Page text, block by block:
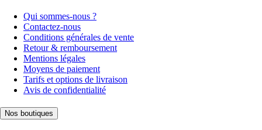
Qui sommes-nous ?
Contactez-nous
Conditions générales de vente
Retour & remboursement
Mentions légales
Moyens de paiement
Tarifs et options de livraison
Avis de confidentialité
Nos boutiques